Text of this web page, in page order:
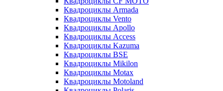
Квадроциклы Armada
Квадроциклы Vento
Квадроциклы Apollo
Квадроциклы Access
Квадроциклы Kazuma
Квадроциклы BSE
Квадроциклы Mikilon
Квадроциклы Motax
Квадроциклы Motoland